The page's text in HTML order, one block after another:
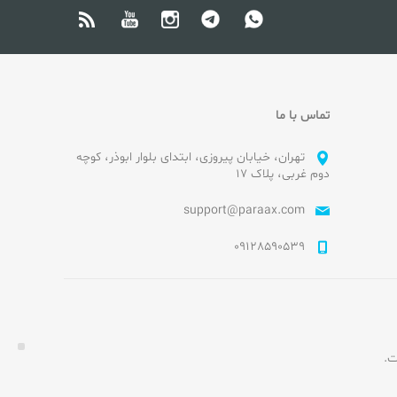
تماس با ما
تهران، خیابان پیروزی، ابتدای بلوار ابوذر، کوچه
دوم غربی، پلاک ۱۷
support@paraax.com
09128590539